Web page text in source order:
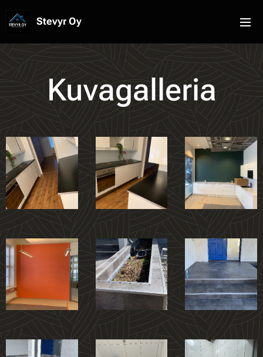
Stevyr Oy
Kuvagalleria